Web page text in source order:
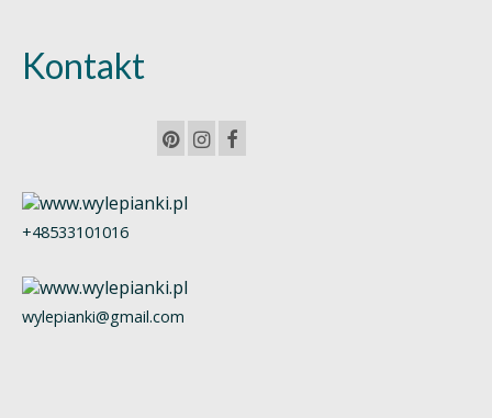
Kontakt
+48533101016
wylepianki@gmail.com